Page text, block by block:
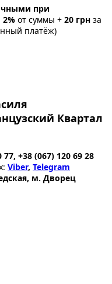
при
2% от суммы + 20 грн за
платёж)
Квартал
77, +38 (067) 120 69 28
Viber, Telegram
м. Дворец